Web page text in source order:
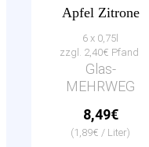
Apfel Zitrone
6 x 0,75l
zzgl. 2,40€ Pfand
Glas-
MEHRWEG
8,49€
(1,89€ / Liter)